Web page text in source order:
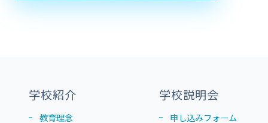
学校紹介
教育理念
学校説明会
申し込みフォーム